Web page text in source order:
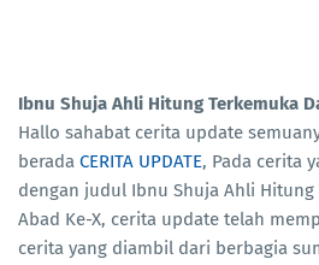
Ibnu Shuja Ahli Hitung Terkemuka
Hallo sahabat cerita update
berada CERITA UPDATE, Pada cerita
dengan judul Ibnu Shuja Ahli Hitung
Abad Ke-X, cerita update telah
cerita yang diambil dari berbagia